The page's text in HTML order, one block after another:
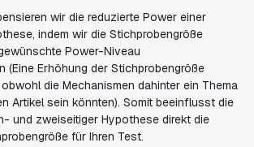
wir die reduzierte Power einer
indem wir die Stichprobengröße
Power-Niveau
(Eine Erhöhung der Stichprobengröße
die Mechanismen dahinter ein Thema
Artikel sein könnten). Somit beeinflusst die
und zweiseitiger Hypothese direkt die
für Ihren Test.